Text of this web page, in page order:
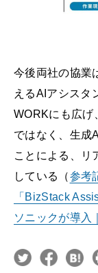
今後両社の協業
えるAIアシスタ
WORKにも広げ
ではなく、生成
ことによる、リ
している（参考
「BizStack
ソニックが導入